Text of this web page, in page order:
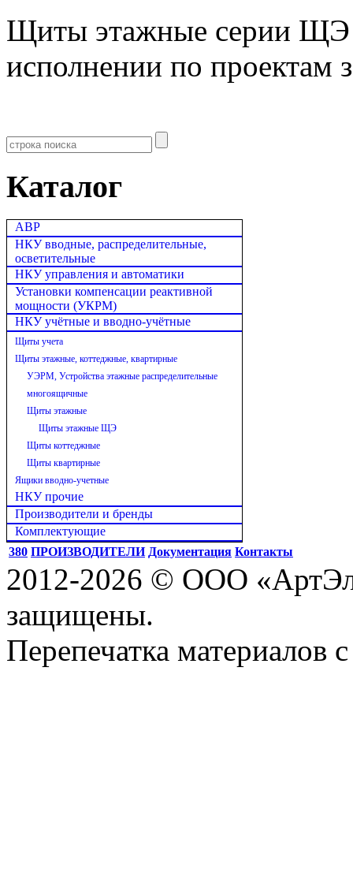
Щиты этажные серии ЩЭ
исполнении по проектам
Каталог
АВР
НКУ вводные, распределительные,
осветительные
НКУ управления и автоматики
Установки компенсации реактивной
мощности (УКРМ)
НКУ учётные и вводно-учётные
Щиты учета
Щиты этажные, коттеджные, квартирные
УЭРМ, Устройства этажные распределительные
многоящичные
Щиты этажные
Щиты этажные ЩЭ
Щиты коттеджные
Щиты квартирные
Ящики вводно-учетные
НКУ прочие
Производители и бренды
Комплектующие
380 ПРОИЗВОДИТЕЛИ Документация Контакты
2012-2026 © ООО
защищены.
Перепечатка материалов